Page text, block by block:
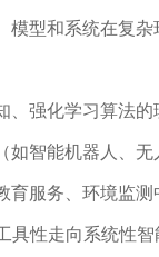
模型和系统在复
、强化学习算法的
如智能机器人、无
育服务、环境监测
具性走向系统性